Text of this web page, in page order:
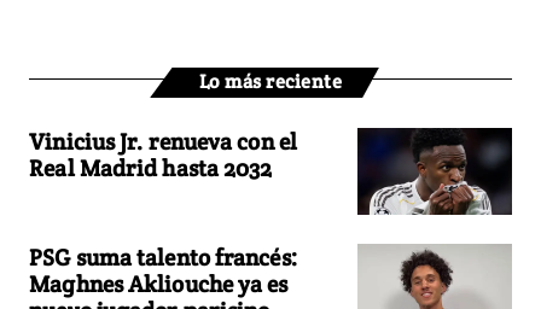
Lo más reciente
Vinicius Jr. renueva con el
Real Madrid hasta 2032
PSG suma talento francés:
Maghnes Akliouche ya es